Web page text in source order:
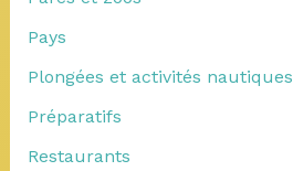
Pays
Plongées et activités nautiques
Préparatifs
Restaurants